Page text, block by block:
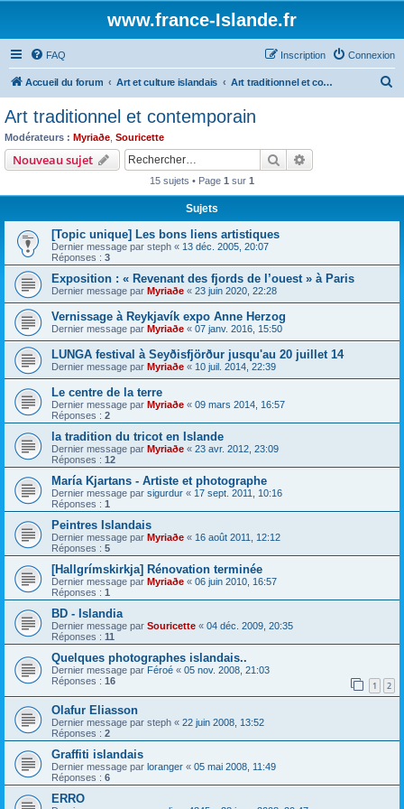
www.france-Islande.fr
FAQ Connexion
Inscription
Accueil du forum Art et culture islandais Art traditionnel et contemporain
Art traditionnel et contemporain
Modérateurs : Myriaðe Souricette
Nouveau sujet Rechercher
15 sujets • Page 1 sur 1
Sujets
[Topic unique] Les bons liens artistiques
Dernier message par steph « 13 déc. 2005, 20:07
Réponses : 3
Exposition : « Revenant des fjords de l’ouest » à Paris
Dernier message par Myriaðe « 23 juin 2020, 22:28
Vernissage à Reykjavík expo Anne Herzog
Dernier message par Myriaðe « 07 janv. 2016, 15:50
LUNGA festival à Seyðisfjörður jusqu'au 20 juillet 14
Dernier message par Myriaðe « 10 juil. 2014, 22:39
Le centre de la terre
Dernier message par Myriaðe « 09 mars 2014, 16:57
Réponses : 2
la tradition du tricot en Islande
Dernier message par Myriaðe « 23 avr. 2012, 23:09
Réponses : 12
María Kjartans - Artiste et photographe
Dernier message par sigurdur « 17 sept. 2011, 10:16
Réponses : 1
Peintres Islandais
Dernier message par Myriaðe « 16 août 2011, 12:12
Réponses : 5
[Hallgrímskirkja] Rénovation terminée
Dernier message par Myriaðe « 06 juin 2010, 16:57
Réponses : 1
BD - Islandia
Dernier message par Souricette « 04 déc. 2009, 20:35
Réponses : 11
Quelques photographes islandais..
Dernier message par Féroé « 05 nov. 2008, 21:03
Réponses : 16 1 2
Olafur Eliasson
Dernier message par steph « 22 juin 2008, 13:52
Réponses : 2
Graffiti islandais
Dernier message par loranger « 05 mai 2008, 11:49
Réponses : 6
ERRO